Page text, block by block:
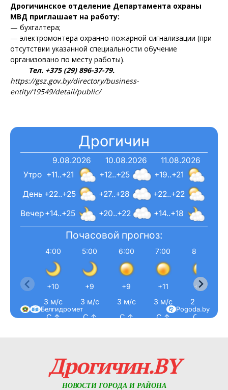
Дрогичинское отделение Департамента охраны
МВД приглашает на работу:
— бухгалтера;
— электромонтера охранно-пожарной сигнализации (при
отсутствии указанной специальности обучение
организовано по месту работы).
Тел. +375 (29) 896-37-79.
https://gsz.gov.by/directory/business-
entity/19549/detail/public/
Дрогичин
9.08.2026
+11..+21
+22..+25
+14..+25
10.08.2026
+12..+25
+27..+28
+20..+22
11.08.2026
+19..+21
+22..+22
+14..+18
Вечер
День
Утро
Почасовой прогноз:
4:00
+10
3 м/с
С ↑
5:00
+9
3 м/с
С ↑
6:00
+9
3 м/с
С ↑
7:00
+11
3 м/с
С ↑
8:00
+15
2 м/с
С ↑
Pogoda.by
Белгидромет
Дрогичин.BY
НОВОСТИ ГОРОДА И РАЙОНА